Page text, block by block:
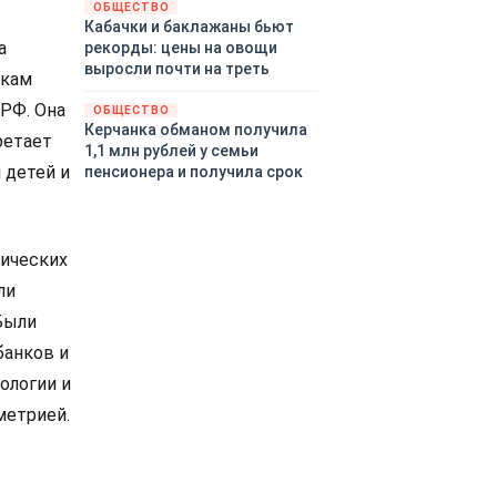
Она
детей и
и
и
ОБЩЕСТВО
Кабачки и баклажаны бьют
рекорды: цены на овощи
выросли почти на треть
ОБЩЕСТВО
Керчанка обманом получила
1,1 млн рублей у семьи
пенсионера и получила срок